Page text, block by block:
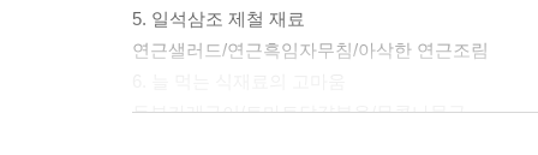
5. 일석삼조 제철 재료
연근샐러드/연근흑임자무침/아삭한 연근조림
두부카레구이/토마토달걀볶음/무콩나물국